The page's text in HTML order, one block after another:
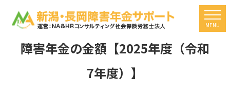
MENU
障害年金の金額【2025年度（令和
7年度）】